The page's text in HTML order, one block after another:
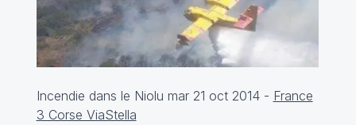
Incendie dans le Niolu mar 21 oct 2014 - France
3 Corse ViaStella